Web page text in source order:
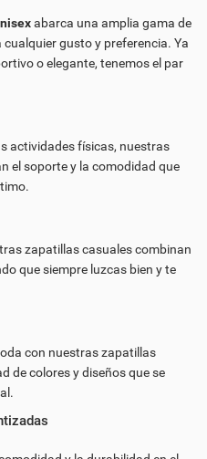
abarca una amplia gama de
gusto y preferencia. Ya
o elegante, tenemos el par
actividades físicas, nuestras
el soporte y la comodidad que
zapatillas casuales combinan
que siempre luzcas bien y te
con nuestras zapatillas
de colores y diseños que se
add_circle_outlineCREATE NEW LIST
((MODALDELETETEXT))
PRODUCTOS EN SU
((LOGINTEXT))